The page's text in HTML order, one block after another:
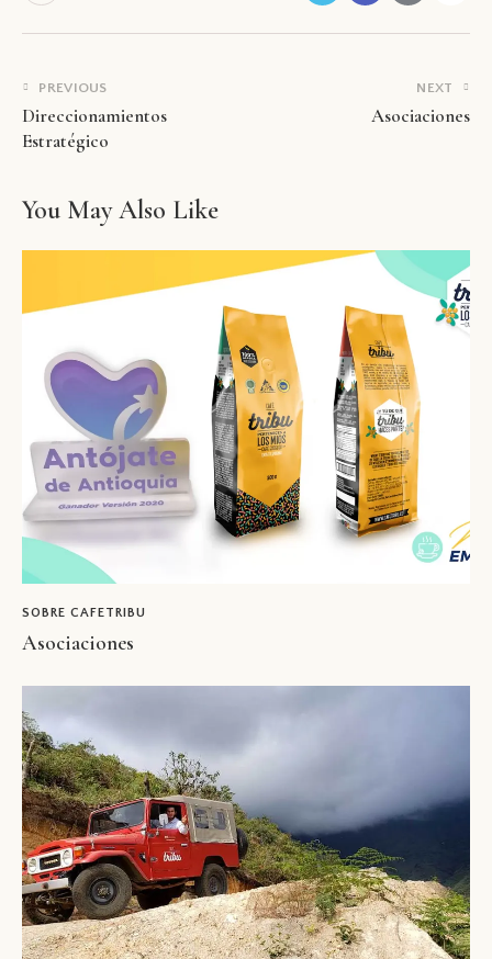
PREVIOUS
Direccionamientos
Estratégico
NEXT
Asociaciones
You May Also Like
SOBRE CAFETRIBU
Asociaciones